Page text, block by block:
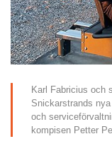
Karl Fabricius och
Snickarstrands
och
kompisen Petter